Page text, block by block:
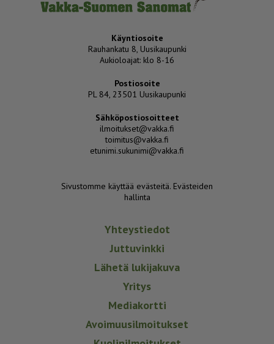
Käyntiosoite
Rauhankatu 8, Uusikaupunki
Aukioloajat: klo 8-16
Postiosoite
PL 84, 23501 Uusikaupunki
Sähköpostiosoitteet
ilmoitukset@vakka.fi
toimitus@vakka.fi
etunimi.sukunimi@vakka.fi
Sivustomme käyttää evästeitä. Evästeiden
hallinta
Yhteystiedot
Juttuvinkki
Lähetä lukijakuva
Yritys
Mediakortti
Avoimuusilmoitukset